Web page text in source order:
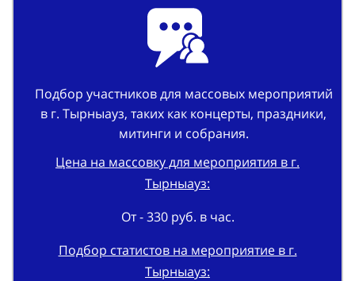
Подбор участников для массовых мероприятий
в г. Тырныауз, таких как концерты, праздники,
митинги и собрания.
Цена на массовку для мероприятия в г.
Тырныауз:
От - 330 руб. в час.
Подбор статистов на мероприятие в г.
Тырныауз: